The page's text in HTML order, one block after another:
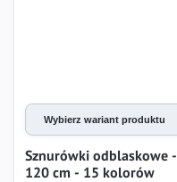
Wybierz wariant produktu
Sznurówki odblaskowe -
120 cm - 15 kolorów